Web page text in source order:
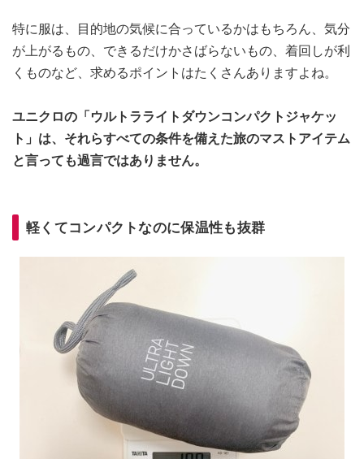
特に服は、目的地の気候に合っているかはもちろん、気分
が上がるもの、できるだけかさばらないもの、着回しが利
くものなど、求めるポイントはたくさんありますよね。
ユニクロの「ウルトラライトダウンコンパクトジャケッ
ト」は、それらすべての条件を備えた旅のマストアイテム
と言っても過言ではありません。
軽くてコンパクトなのに保温性も抜群